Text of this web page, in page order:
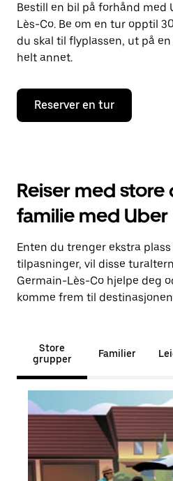
Bestill en bil på forhånd med
Lès-Co. Be om en tur opptil
du skal til flyplassen, ut på
helt annet.
Reserver en tur
Reiser med
familie med Uber
Enten du trenger ekstra
tilpasninger, vil disse
Germain-Lès-Co hjelpe deg
komme frem til
Store
grupper
Familier